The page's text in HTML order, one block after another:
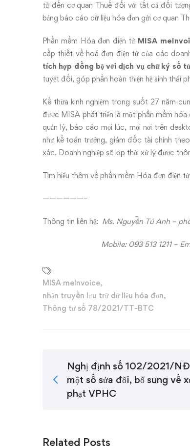
tử đến cơ quan Thuế đối với tất cả đối
bảng báo cáo dữ liệu hóa đơn gửi cơ quan
Phần mềm Hóa đơn điện tử MISA
cấp thiết về hoá đơn điện tử của các
tích hợp đồng bộ với dịch vụ chữ ký số
tuyệt đối, góp phần hoàn thiện hệ sinh thái
Kế thừa kinh nghiệm trong suốt 27 năm
được MISA phát triển là một phần mềm
quản lý, báo cáo mọi lúc, mọi nơi trên
như kế toán trưởng, giám đốc tài chính
xác. Doanh nghiệp sẽ kịp thời xử lý được
Tìm hiểu thêm về phần mềm Hóa đơn điện
——————–
Thông tin liên hệ: Ms. Nguyễn Tú Anh –
Mobile: 093 513 1211 –
MISA meInvoice,
nhận truyền lưu trữ dữ liệu hóa đơn,
Thông tư số 78/2021/TT-BTC
Nghị định số 102/2021/
một số sửa đổi, bổ sung về
phạt VPHC
Related Posts